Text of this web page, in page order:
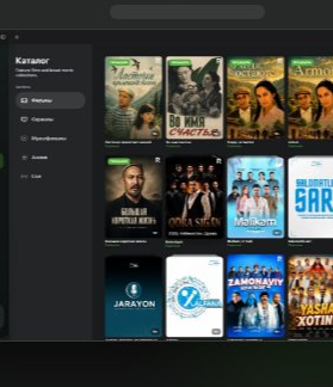
Вероника
Лысакова
Евгения
Евчина
Aktyor
ishlari